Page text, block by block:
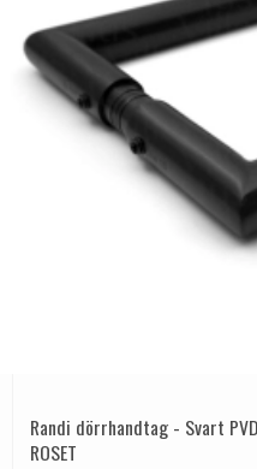
Randi dörrhandtag - Svart
ROSET